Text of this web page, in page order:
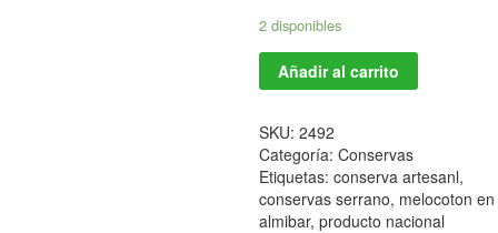
2 disponibles
Añadir al carrito
SKU: 2492
Categoría: Conservas
Etiquetas: conserva artesanl,
conservas serrano, melocoton en
almibar, producto nacional